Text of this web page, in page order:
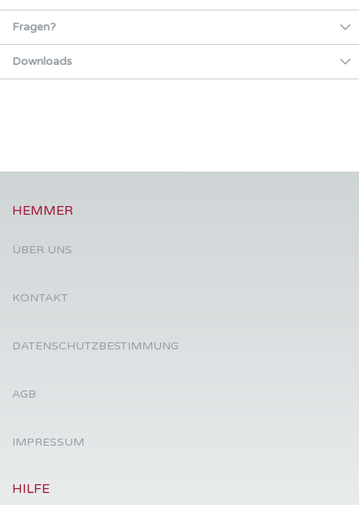
Fragen?
Downloads
HEMMER
ÜBER UNS
KONTAKT
DATENSCHUTZBESTIMMUNG
AGB
IMPRESSUM
HILFE